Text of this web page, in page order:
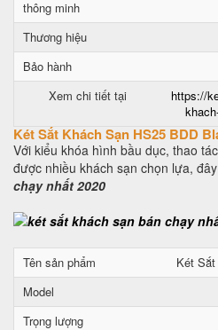
thông minh
Thương hiệu
Bảo hành
Xem chi tiết tại
https://
Két Sắt Khách Sạn HS25 BDD
Với kiểu khóa hình bầu dục, thao
được nhiều khách sạn chọn lựa,
chạy nhất 2020
Tên sản phẩm
Két
Model
Trọng lượng